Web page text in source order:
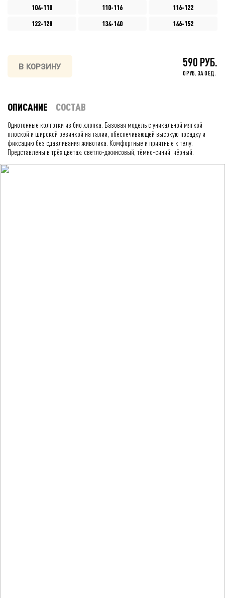
104-110
110-116
116-122
122-128
134-140 146-152
В КОРЗИНУ 590 РУБ.
0 РУБ. ЗА 0 ЕД.
ОПИСАНИЕ СОСТАВ
Однотонные колготки из био хлопка. Базовая модель с уникальной мягкой
плоской и широкой резинкой на талии, обеспечивающей высокую посадку и
фиксацию без сдавливания животика. Комфортные и приятные к телу.
Представлены в трёх цветах: светло-джинсовый, тёмно-синий, чёрный.